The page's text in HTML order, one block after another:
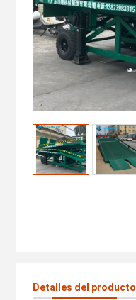
Detalles del producto